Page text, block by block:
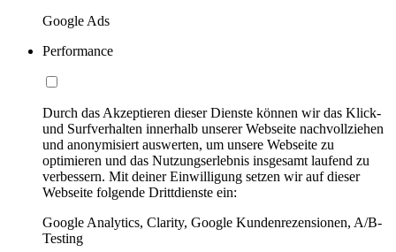
Google Ads
Performance
Durch das Akzeptieren dieser Dienste können wir das Klick-
und Surfverhalten innerhalb unserer Webseite nachvollziehen
und anonymisiert auswerten, um unsere Webseite zu
optimieren und das Nutzungserlebnis insgesamt laufend zu
verbessern. Mit deiner Einwilligung setzen wir auf dieser
Webseite folgende Drittdienste ein:
Google Analytics, Clarity, Google Kundenrezensionen, A/B-
Testing